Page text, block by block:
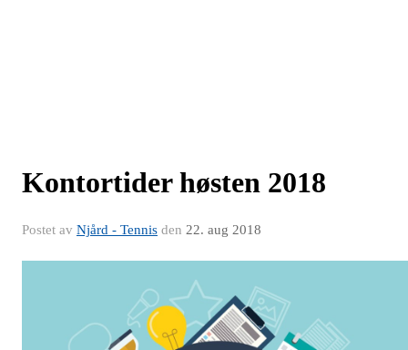
Kontortider høsten 2018
Postet av Njård - Tennis den 22. aug 2018